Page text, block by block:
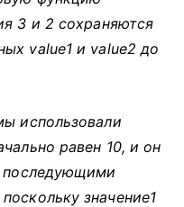
3 и 2 сохраняются
value1 и value2 до
использовали
равен 10, и он
последующими
значение1